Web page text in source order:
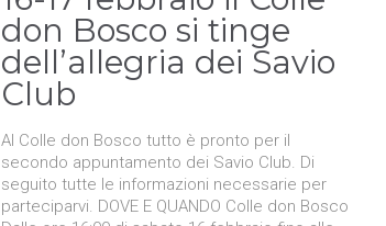
don Bosco si tinge
dell’allegria dei Savio
Club
Al Colle don Bosco tutto è pronto per il
secondo appuntamento dei Savio Club. Di
seguito tutte le informazioni necessarie per
parteciparvi. DOVE E QUANDO Colle don Bosco